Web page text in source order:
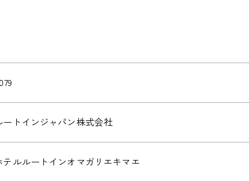
ートインジャパン株式会社
テルルートインオマガリエキマエ